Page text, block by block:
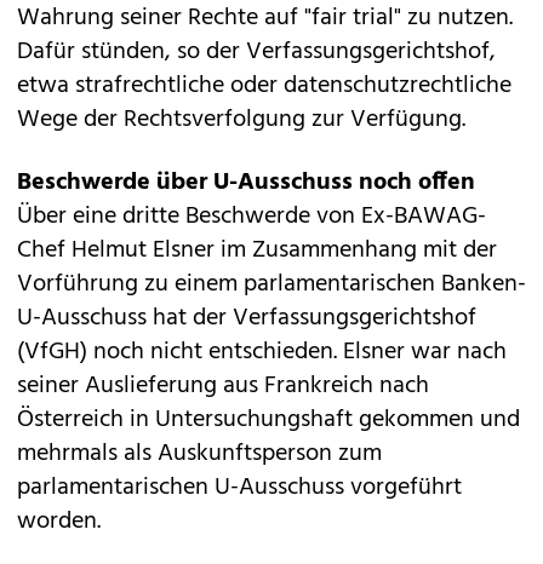
Wahrung seiner Rechte auf "fair trial" zu nutzen.
Dafür stünden, so der Verfassungsgerichtshof,
etwa strafrechtliche oder datenschutzrechtliche
Wege der Rechtsverfolgung zur Verfügung.
Beschwerde über U-Ausschuss noch offen
Über eine dritte Beschwerde von Ex-BAWAG-
Chef Helmut Elsner im Zusammenhang mit der
Vorführung zu einem parlamentarischen Banken-
U-Ausschuss hat der Verfassungsgerichtshof
(VfGH) noch nicht entschieden. Elsner war nach
seiner Auslieferung aus Frankreich nach
Österreich in Untersuchungshaft gekommen und
mehrmals als Auskunftsperson zum
parlamentarischen U-Ausschuss vorgeführt
worden.